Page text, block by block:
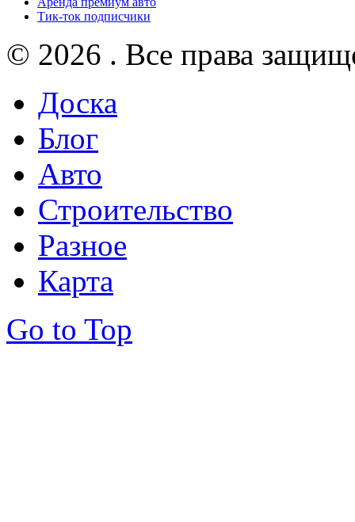
Тик-ток подписчики
© 2026 . Все права
Доска
Блог
Авто
Строительство
Разное
Карта
Go to Top